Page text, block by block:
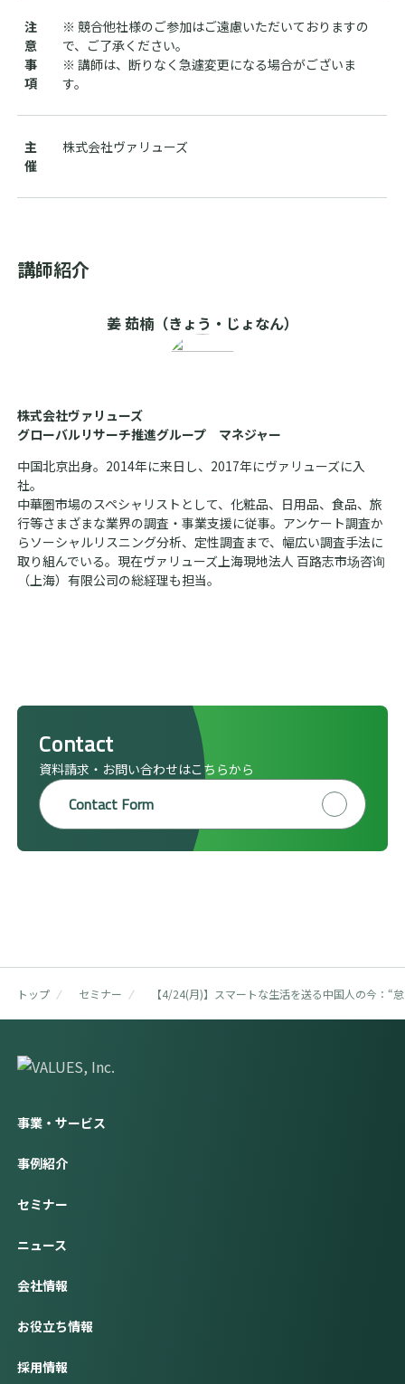
注
意
事
項
※ 競合他社様のご参加はご遠慮いただいておりますの
で、ご了承ください。
※ 講師は、断りなく急遽変更になる場合がございま
す。
主
催
株式会社ヴァリューズ
講師紹介
姜 茹楠（きょう・じょなん）
株式会社ヴァリューズ
グローバルリサーチ推進グループ マネジャー
中国北京出身。2014年に来日し、2017年にヴァリューズに入
社。
中華圏市場のスペシャリストとして、化粧品、日用品、食品、旅
行等さまざまな業界の調査・事業支援に従事。アンケート調査か
らソーシャルリスニング分析、定性調査まで、幅広い調査手法に
取り組んでいる。現在ヴァリューズ上海現地法人 百路志市场咨询
（上海）有限公司の総経理も担当。
Contact
資料請求・お問い合わせはこちらから
Contact Form
トップ セミナー 【4/24(月)】スマートな生活を送る中国人の今：“
事業・サービス
事例紹介
セミナー
ニュース
会社情報
お役立ち情報
採用情報